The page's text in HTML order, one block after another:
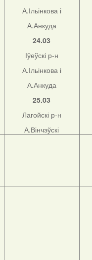
А.Ільінкова і
А.Анкуда
24.03
Іўеўскі р-н
А.Ільінкова і
А.Анкуда
25.03
Лагойскі р-н
А.Вінчэўскі